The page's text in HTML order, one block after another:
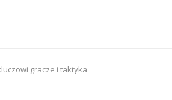
gracze i taktyka